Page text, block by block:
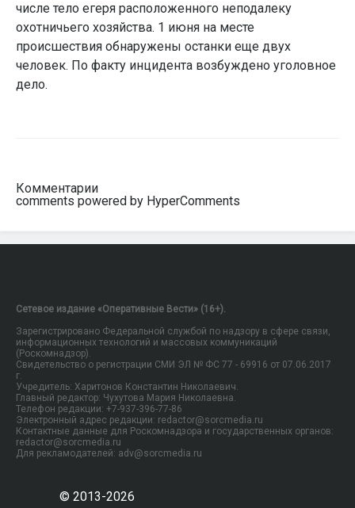
числе тело егеря расположенного неподалеку
охотничьего хозяйства. 1 июня на месте
происшествия обнаружены останки еще двух
человек. По факту инцидента возбуждено уголовное
дело.
Комментарии
comments powered by HyperComments
Сетевое издание «Оперативные Вести» (16+).
Зарегистрировано Федеральной службой по надзору в сфере связи,
информационных технологий и массовых коммуникаций
(Роскомнадзор).
Свидетельство о регистрации СМИ ЭЛ № ФС 77 - 69916 от 07.06.2017
г.
Учредитель: Харитонов Константин Николаевич.
Главный редактор: Чухутова Мария Николаевна.
Телефон редакции: +7-937-396-77-86
Электронный адрес редакции: redactor@sorcmedia.ru
Контактные данные для Роскомнадзора и государственных органов:
redactor@sorcmedia.ru
Для рекламодателей: adv@sorcmedia.ru
© 2013-2026